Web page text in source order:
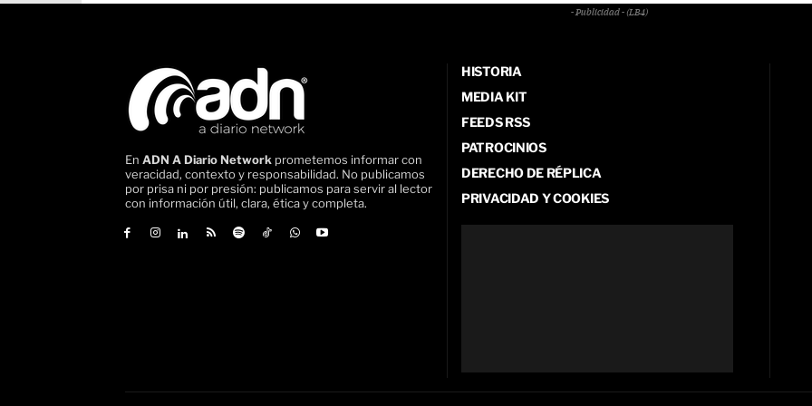
- Publicidad - (LB4)
En ADN A Diario Network prometemos informar con
veracidad, contexto y responsabilidad. No publicamos
por prisa ni por presión: publicamos para servir al lector
con información útil, clara, ética y completa.
HISTORIA
MEDIA KIT
FEEDS RSS
PATROCINIOS
DERECHO DE RÉPLICA
PRIVACIDAD Y COOKIES